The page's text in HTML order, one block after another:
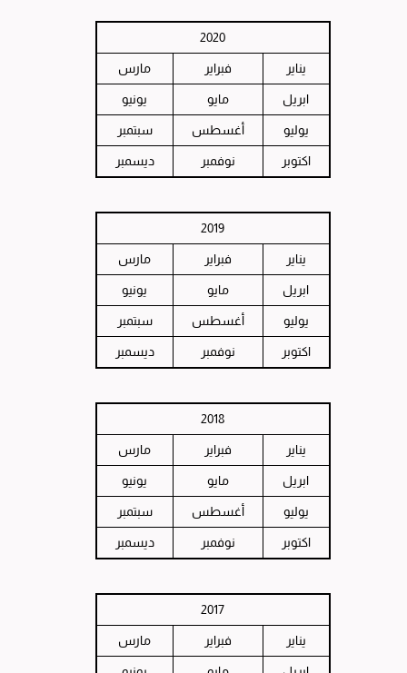
2020
يناير فبراير مارس
ابريل مايو يونيو
يوليو أغسطس سبتمبر
اكتوبر نوفمبر ديسمبر
2019
يناير فبراير مارس
ابريل مايو يونيو
يوليو أغسطس سبتمبر
اكتوبر نوفمبر ديسمبر
2018
يناير فبراير مارس
ابريل مايو يونيو
يوليو أغسطس سبتمبر
اكتوبر نوفمبر ديسمبر
2017
يناير فبراير مارس